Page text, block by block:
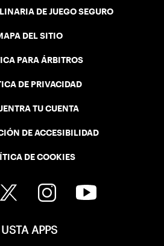
DE JUEGO SEGURO
DEL SITIO
PARA ÁRBITROS
DE PRIVACIDAD
TU CUENTA
DE ACCESIBILIDAD
DE COOKIES
USTA APPS